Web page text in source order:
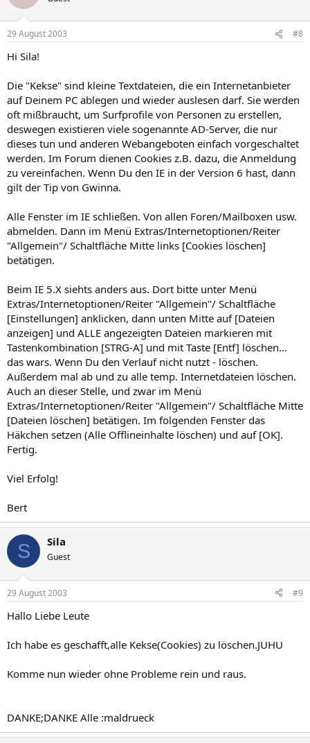
29 August 2003 #8
Hi Sila!
Die "Kekse" sind kleine Textdateien, die ein Internetanbieter
auf Deinem PC ablegen und wieder auslesen darf. Sie werden
oft mißbraucht, um Surfprofile von Personen zu erstellen,
deswegen existieren viele sogenannte AD-Server, die nur
dieses tun und anderen Webangeboten einfach vorgeschaltet
werden. Im Forum dienen Cookies z.B. dazu, die Anmeldung
zu vereinfachen. Wenn Du den IE in der Version 6 hast, dann
gilt der Tip von Gwinna.
Alle Fenster im IE schließen. Von allen Foren/Mailboxen usw.
abmelden. Dann im Menü Extras/Internetoptionen/Reiter
"Allgemein"/ Schaltfläche Mitte links [Cookies löschen]
betätigen.
Beim IE 5.X siehts anders aus. Dort bitte unter Menü
Extras/Internetoptionen/Reiter "Allgemein"/ Schaltfläche
[Einstellungen] anklicken, dann unten Mitte auf [Dateien
anzeigen] und ALLE angezeigten Dateien markieren mit
Tastenkombination [STRG-A] und mit Taste [Entf] löschen...
das wars. Wenn Du den Verlauf nicht nutzt - löschen.
Außerdem mal ab und zu alle temp. Internetdateien löschen.
Auch an dieser Stelle, und zwar im Menü
Extras/Internetoptionen/Reiter "Allgemein"/ Schaltfläche Mitte
[Dateien löschen] betätigen. Im folgenden Fenster das
Häkchen setzen (Alle Offlineinhalte löschen) und auf [OK].
Fertig.
Viel Erfolg!
Bert
S Sila
Guest
29 August 2003 #9
Hallo Liebe Leute
Ich habe es geschafft,alle Kekse(Cookies) zu löschen.JUHU
Komme nun wieder ohne Probleme rein und raus.
DANKE;DANKE Alle :maldrueck